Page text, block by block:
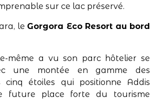
sur ce lac préservé.
le Gorgora Eco Resort au bord
même a vu son parc hôtelier se
une montée en gamme des
cinq étoiles qui positionne Addis
future place forte du tourisme